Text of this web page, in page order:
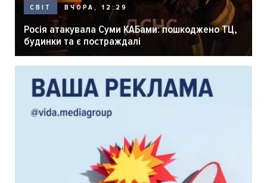
СВІТ ВЧОРА, 12:29
Росія атакувала Суми КАБами: пошкоджено ТЦ,
будинки та є постраждалі